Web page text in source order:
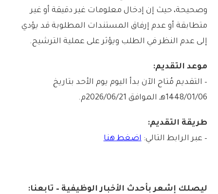
وصحيحة، حيث إن إدخال معلومات غير دقيقة أو غير
متطابقة أو عدم إرفاق المستندات المطلوبة قد يؤدي
إلى عدم النظر في الطلب ويؤثر على عملية الترشيح.
موعد التقديم:
– التقديم مُتاح الآن بدأ اليوم يوم الأحد بتاريخ
1448/01/06هـ الموافق 2026/06/21م.
طريقة التقديم:
– عبر الرابط التالي: اضغط هنا
ليصلك إشعربأحدث الأخبار الوظيفية – تابعنا: